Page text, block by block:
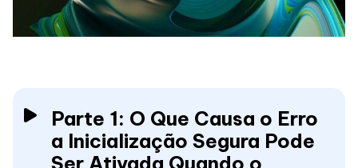
Parte 1: O Que Causa o Erro
a Inicialização Segura Pode